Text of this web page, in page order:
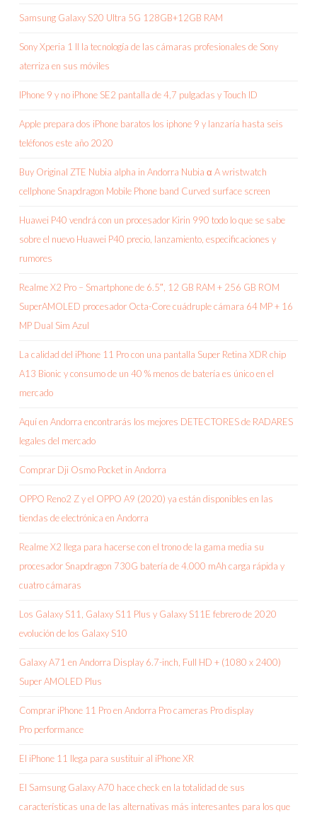
Samsung Galaxy S20 Ultra 5G 128GB+12GB RAM
Sony Xperia 1 II la tecnología de las cámaras profesionales de Sony
aterriza en sus móviles
IPhone 9 y no iPhone SE2 pantalla de 4,7 pulgadas y Touch ID
Apple prepara dos iPhone baratos los iphone 9 y lanzaría hasta seis
teléfonos este año 2020
Buy Original ZTE Nubia alpha in Andorra Nubia α A wristwatch
cellphone Snapdragon Mobile Phone band Curved surface screen
Huawei P40 vendrá con un procesador Kirin 990 todo lo que se sabe
sobre el nuevo Huawei P40 precio, lanzamiento, especificaciones y
rumores
Realme X2 Pro – Smartphone de 6.5″, 12 GB RAM + 256 GB ROM
SuperAMOLED procesador Octa-Core cuádruple cámara 64 MP + 16
MP Dual Sim Azul
La calidad del iPhone 11 Pro con una pantalla Super Retina XDR chip
A13 Bionic y consumo de un 40 % menos de batería es único en el
mercado
Aquí en Andorra encontrarás los mejores DETECTORES de RADARES
legales del mercado
Comprar Dji Osmo Pocket in Andorra
OPPO Reno2 Z y el OPPO A9 (2020) ya están disponibles en las
tiendas de electrónica en Andorra
Realme X2 llega para hacerse con el trono de la gama media su
procesador Snapdragon 730G batería de 4.000 mAh carga rápida y
cuatro cámaras
Los Galaxy S11, Galaxy S11 Plus y Galaxy S11E febrero de 2020
evolución de los Galaxy S10
Galaxy A71 en Andorra Display 6.7-inch, Full HD + (1080 x 2400)
Super AMOLED Plus
Comprar iPhone 11 Pro en Andorra Pro cameras Pro display
Pro performance
El iPhone 11 llega para sustituir al iPhone XR
El Samsung Galaxy A70 hace check en la totalidad de sus
características una de las alternativas más interesantes para los que